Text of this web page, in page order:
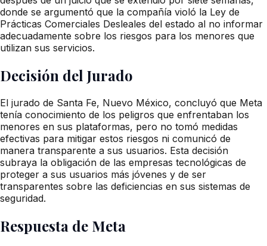
donde se argumentó que la compañía violó la Ley de
Prácticas Comerciales Desleales del estado al no informar
adecuadamente sobre los riesgos para los menores que
utilizan sus servicios.
Decisión del Jurado
El jurado de Santa Fe, Nuevo México, concluyó que Meta
tenía conocimiento de los peligros que enfrentaban los
menores en sus plataformas, pero no tomó medidas
efectivas para mitigar estos riesgos ni comunicó de
manera transparente a sus usuarios. Esta decisión
subraya la obligación de las empresas tecnológicas de
proteger a sus usuarios más jóvenes y de ser
transparentes sobre las deficiencias en sus sistemas de
seguridad.
Respuesta de Meta